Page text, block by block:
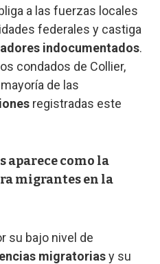
a las fuerzas locales
federales y castiga
indocumentados.
condados de Collier,
de las
registradas este
aparece como la
migrantes en la
su bajo nivel de
migratoriasy su